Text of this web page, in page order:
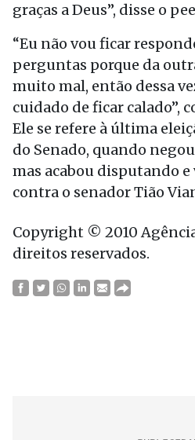
graças a Deus”, disse o
“Eu não vou ficar
perguntas porque da
muito mal, então dessa
cuidado de ficar calado”,
Ele se refere à última
do Senado, quando
mas acabou disputando e
contra o senador Tião
Copyright © 2010
direitos reservados.